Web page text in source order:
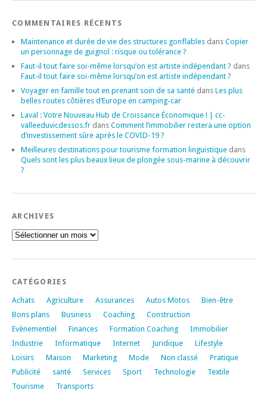
COMMENTAIRES RÉCENTS
Maintenance et durée de vie des structures gonflables dans Copier
un personnage de guignol : risque ou tolérance ?
Faut-il tout faire soi-même lorsqu’on est artiste indépendant ? dans
Faut-il tout faire soi-même lorsqu’on est artiste indépendant ?
Voyager en famille tout en prenant soin de sa santé dans Les plus
belles routes côtières d’Europe en camping-car
Laval : Votre Nouveau Hub de Croissance Économique ! | cc-
valleeduvicdessos.fr dans Comment l’immobilier restera une option
d’investissement sûre après le COVID-19 ?
Meilleures destinations pour tourisme formation linguistique dans
Quels sont les plus beaux lieux de plongée sous-marine à découvrir
?
ARCHIVES
Archives
CATÉGORIES
Achats Agriculture Assurances Autos Motos
Bien-être
Bons plans
Business Coaching
Construction
Evènementiel
Finances Formation Coaching
Immobilier
Industrie
Informatique Internet Juridique
Lifestyle
Loisirs
Maison Marketing Mode Non classé
Pratique
Publicité
santé Services Sport Technologie
Textile
Tourisme
Transports